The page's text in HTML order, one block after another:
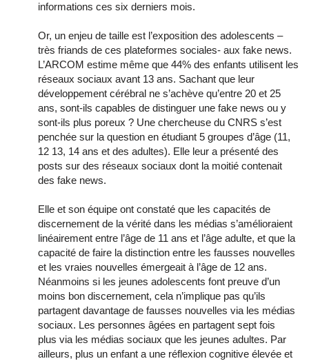
informations ces six derniers mois.
Or, un enjeu de taille est l’exposition des adolescents –
très friands de ces plateformes sociales- aux fake news.
L’ARCOM estime même que 44% des enfants utilisent les
réseaux sociaux avant 13 ans. Sachant que leur
développement cérébral ne s’achève qu’entre 20 et 25
ans, sont-ils capables de distinguer une fake news ou y
sont-ils plus poreux ? Une chercheuse du CNRS s’est
penchée sur la question en étudiant 5 groupes d’âge (11,
12 13, 14 ans et des adultes). Elle leur a présenté des
posts sur des réseaux sociaux dont la moitié contenait
des fake news.
Elle et son équipe ont constaté que les capacités de
discernement de la vérité dans les médias s’amélioraient
linéairement entre l’âge de 11 ans et l’âge adulte, et que la
capacité de faire la distinction entre les fausses nouvelles
et les vraies nouvelles émergeait à l’âge de 12 ans.
Néanmoins si les jeunes adolescents font preuve d’un
moins bon discernement, cela n’implique pas qu’ils
partagent davantage de fausses nouvelles via les médias
sociaux. Les personnes âgées en partagent sept fois
plus via les médias sociaux que les jeunes adultes. Par
ailleurs, plus un enfant a une réflexion cognitive élevée et